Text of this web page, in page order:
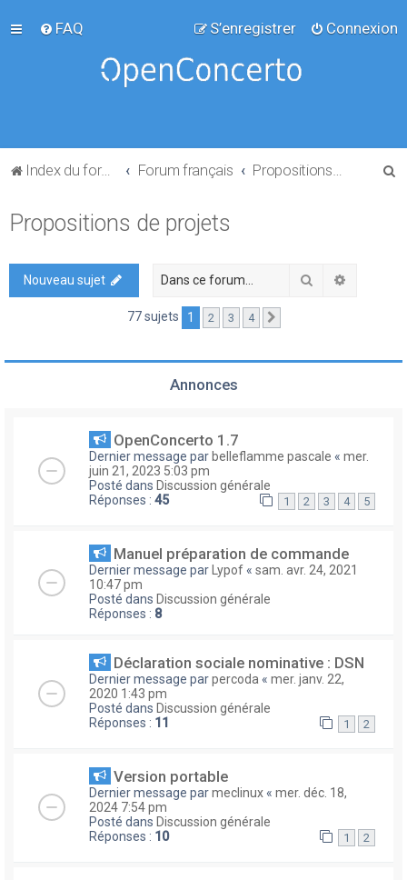
FAQ Connexion
S’enregistrer
Index du forum Forum français
Propositions de projets
Nouveau sujet Rechercher
77 sujets 1 2 3 4
Annonces
OpenConcerto 1.7
Dernier message par belleflamme pascale « mer.
juin 21, 2023 5:03 pm
Posté dans Discussion générale
Réponses : 45 1 2 3 4 5
Manuel préparation de commande
Dernier message par Lypof « sam. avr. 24, 2021
10:47 pm
Posté dans Discussion générale
Réponses : 8
Déclaration sociale nominative : DSN
Dernier message parpercoda « mer. janv. 22,
2020 1:43 pm
Posté dans Discussion générale
Réponses : 11 1 2
Version portable
Dernier message parmeclinux « mer. déc. 18,
2024 7:54 pm
Posté dans Discussion générale
Réponses : 10 1 2